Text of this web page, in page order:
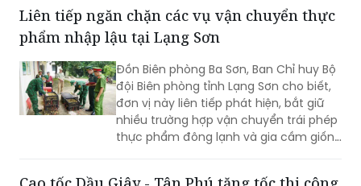
giá trị nhân văn từ các hoạt động an
sinh xã hội của ngành Điện.
Liên tiếp ngăn chặn các vụ vận chuyển thực
phẩm nhập lậu tại Lạng Sơn
Đồn Biên phòng Ba Sơn, Ban Chỉ huy Bộ
đội Biên phòng tỉnh Lạng Sơn cho biết,
đơn vị này liên tiếp phát hiện, bắt giữ
nhiều trường hợp vận chuyển trái phép
thực phẩm đông lạnh và gia cầm giống